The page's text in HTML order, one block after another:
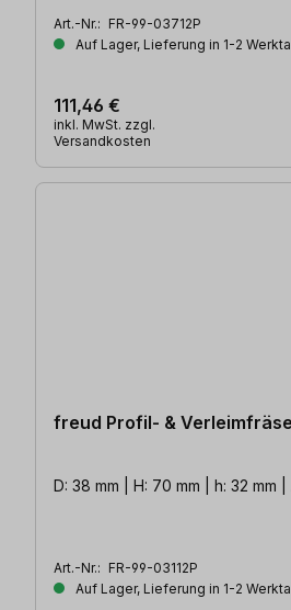
Art.-Nr.: FR-99-03712P
Auf Lager, Lieferung in 1-2
111,46 €
inkl. MwSt. zzgl.
Versandkosten
freud Profil- &
D: 38 mm | H: 70 mm | h: 32 mm |
Art.-Nr.: FR-99-03112P
Auf Lager, Lieferung in 1-2